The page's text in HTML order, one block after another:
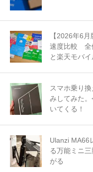
【2026年6
速度比較 全
と楽天モバ
スマホ乗り
みしてみた
いてくる！
Ulanzi MA66
る万能ミニ
がる